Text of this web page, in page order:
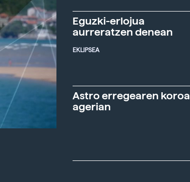
Eguzki-erlojua
aurreratzen denean
EKLIPSEA
Astro erregearen koroa
agerian